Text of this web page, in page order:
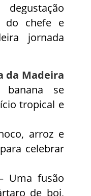
do chefe e
jornada
da Madeira
se
tropical e
arroz e
celebrar
Uma fusão
de boi,